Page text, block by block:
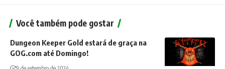
Você também pode gostar
Dungeon Keeper Gold estará de graça na
GOG.com até Domingo!